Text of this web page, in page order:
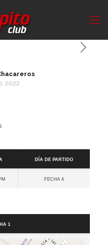
2022
Día de partido
Fecha 4
1